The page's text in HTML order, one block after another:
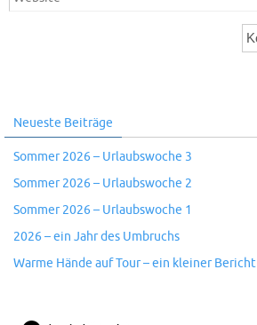
Neueste Beiträge
Sommer 2026 – Urlaubswoche 3
Sommer 2026 – Urlaubswoche 2
Sommer 2026 – Urlaubswoche 1
2026 – ein Jahr des Umbruchs
Warme Hände auf Tour – ein kleiner Bericht